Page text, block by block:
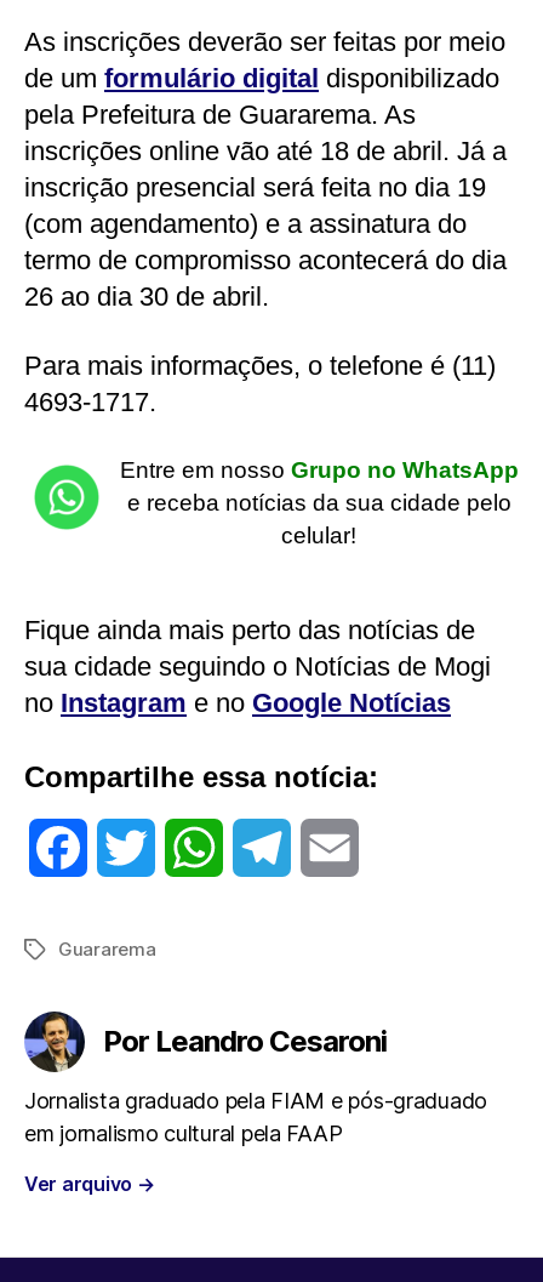
As inscrições deverão ser feitas por meio
de um formulário digital disponibilizado
pela Prefeitura de Guararema. As
inscrições online vão até 18 de abril. Já a
inscrição presencial será feita no dia 19
(com agendamento) e a assinatura do
termo de compromisso acontecerá do dia
26 ao dia 30 de abril.
Para mais informações, o telefone é (11)
4693-1717.
Entre em nosso Grupo no WhatsApp
e receba notícias da sua cidade pelo
celular!
Fique ainda mais perto das notícias de
sua cidade seguindo o Notícias de Mogi
no Instagram e no Google Notícias
Compartilhe essa notícia:
o
o
k
e A
p
r
m
TagsGuararema
Por Leandro Cesaroni
Jornalista graduado pela FIAM e pós-graduado
em jornalismo cultural pela FAAP
Ver arquivo →